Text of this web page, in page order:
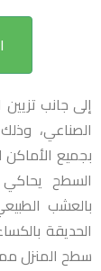
إلى جانب
الصناعي،
بجميع الأماكن
السطح يحاكي
بالعشب
الحديقة
سطح المنزل